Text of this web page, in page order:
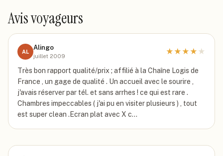
Avis voyageurs
AL
Alingo
juillet 2009
★★★★ ★
Très bon rapport qualité/prix ; affilié à la Chaîne Logis de
France , un gage de qualité . Un accueil avec le sourire ,
j'avais réserver par tél. et sans arrhes ! ce qui est rare .
Chambres impeccables ( j'ai pu en visiter plusieurs ) , tout
est super clean .Ecran plat avec X c…